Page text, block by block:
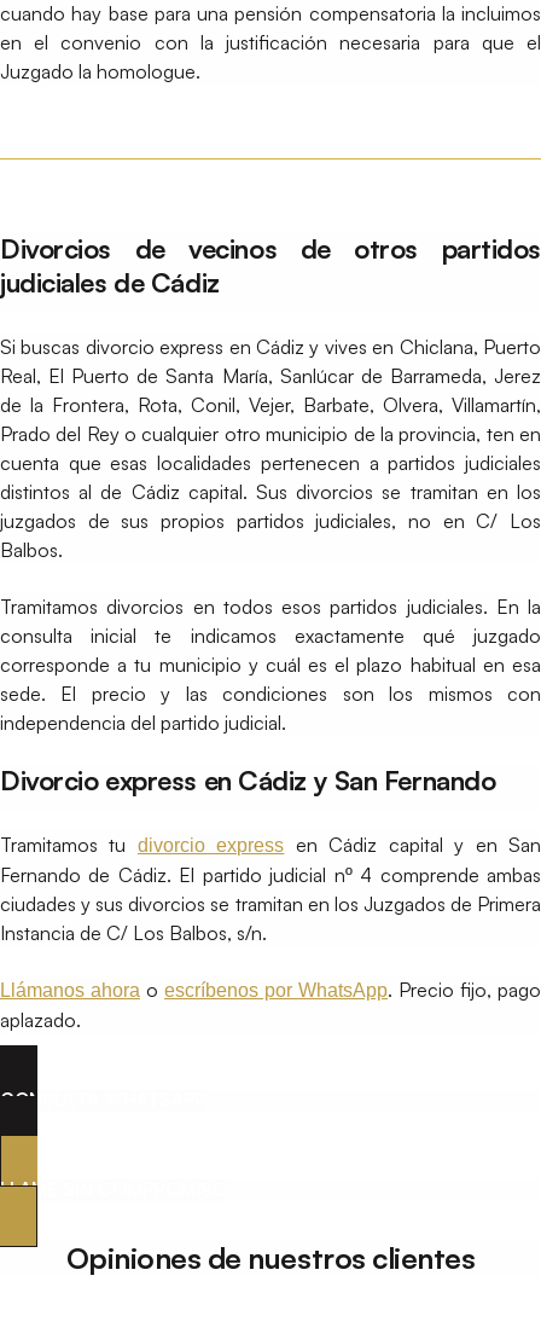
cuando hay base para una pensión compensatoria la incluimos
en el convenio con la justificación necesaria para que el
Juzgado la homologue.
Divorcios de vecinos de otros partidos
judiciales de Cádiz
Si buscas divorcio express en Cádiz y vives en Chiclana, Puerto
Real, El Puerto de Santa María, Sanlúcar de Barrameda, Jerez
de la Frontera, Rota, Conil, Vejer, Barbate, Olvera, Villamartín,
Prado del Rey o cualquier otro municipio de la provincia, ten en
cuenta que esas localidades pertenecen a partidos judiciales
distintos al de Cádiz capital. Sus divorcios se tramitan en los
juzgados de sus propios partidos judiciales, no en C/ Los
Balbos.
Tramitamos divorcios en todos esos partidos judiciales. En la
consulta inicial te indicamos exactamente qué juzgado
corresponde a tu municipio y cuál es el plazo habitual en esa
sede. El precio y las condiciones son los mismos con
independencia del partido judicial.
Divorcio express en Cádiz y San Fernando
Tramitamos tu divorcio express en Cádiz capital y en San
Fernando de Cádiz. El partido judicial nº 4 comprende ambas
ciudades y sus divorcios se tramitan en los Juzgados de Primera
Instancia de C/ Los Balbos, s/n.
Llámanos ahora o escríbenos por WhatsApp. Precio fijo, pago
aplazado.
CONSULTA WHATSAPP
LLAME SIN COMPROMISO
Opiniones de nuestros clientes